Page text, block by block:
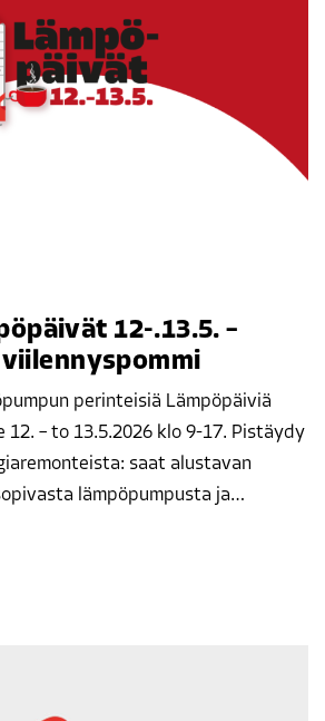
12-.13.5. –
viilennyspommi
perinteisiä Lämpöpäiviä
– to 13.5.2026 klo 9-17. Pistäydy
saat alustavan
lämpöpumpusta ja…